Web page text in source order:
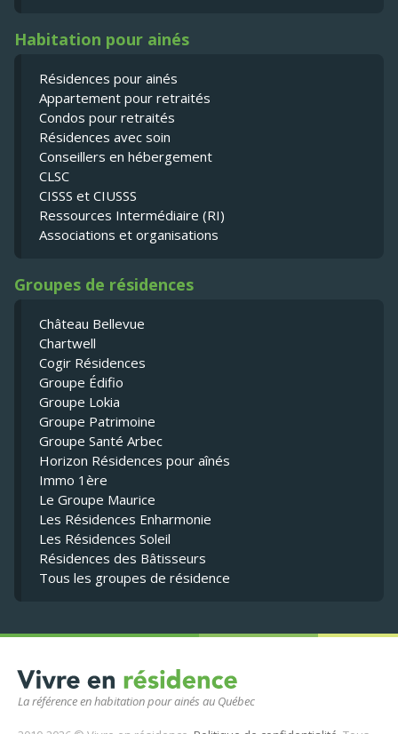
La référence en habitation pour ainés au Québec
Habitation pour ainés
Résidences pour ainés
Appartement pour retraités
Condos pour retraités
Résidences avec soin
Conseillers en hébergement
CLSC
CISSS et CIUSSS
Ressources Intermédiaire (RI)
Associations et organisations
Groupes de résidences
Château Bellevue
Chartwell
Cogir Résidences
Groupe Édifio
Groupe Lokia
Groupe Patrimoine
Groupe Santé Arbec
Horizon Résidences pour aînés
Immo 1ère
Le Groupe Maurice
Les Résidences Enharmonie
Les Résidences Soleil
Résidences des Bâtisseurs
Tous les groupes de résidence